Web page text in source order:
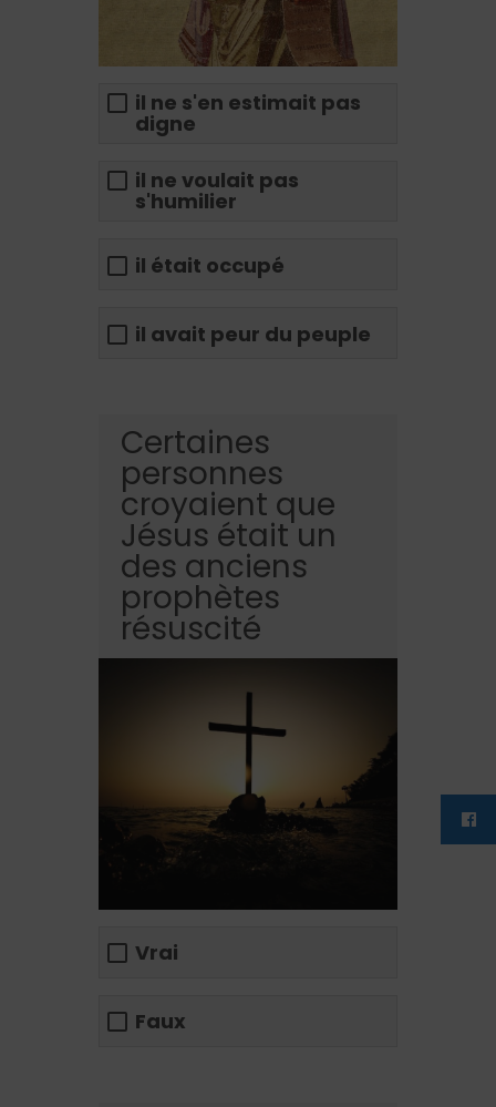
il ne s'en estimait pas
digne
il ne voulait pas
s'humilier
il était occupé
il avait peur du peuple
Certaines
personnes
croyaient que
Jésus était un
des anciens
prophètes
résuscité
Vrai
Faux